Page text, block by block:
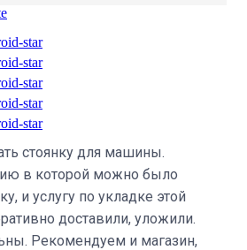
стоянку для машины.
в которой можно было
и услугу по укладке этой
доставили, уложили.
Рекомендуем и магазин,